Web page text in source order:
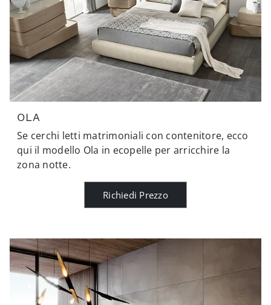
OLA
Se cerchi letti matrimoniali con contenitore, ecco
qui il modello Ola in ecopelle per arricchire la
zona notte.
Richiedi Prezzo